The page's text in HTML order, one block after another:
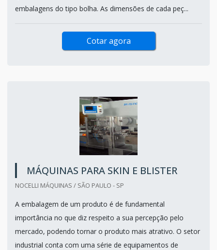
embalagens do tipo bolha. As dimensões de cada peç...
Cotar agora
MÁQUINAS PARA SKIN E BLISTER
NOCELLI MÁQUINAS / SÃO PAULO - SP
A embalagem de um produto é de fundamental
importância no que diz respeito a sua percepção pelo
mercado, podendo tornar o produto mais atrativo. O setor
industrial conta com uma série de equipamentos de